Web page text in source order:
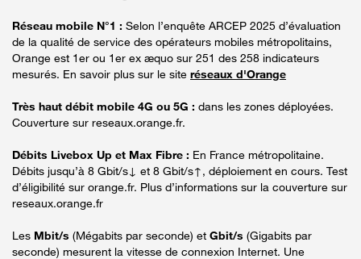
Réseau mobile N°1 : Selon l’enquête ARCEP 2025 d’évaluation
de la qualité de service des opérateurs mobiles métropolitains,
Orange est 1er ou 1er ex æquo sur 251 des 258 indicateurs
mesurés. En savoir plus sur le site réseaux d'Orange
Très haut débit mobile 4G ou 5G : dans les zones déployées.
Couverture sur reseaux.orange.fr.
Débits Livebox Up et Max Fibre : En France métropolitaine.
Débits jusqu’à 8 Gbit/s↓ et 8 Gbit/s↑, déploiement en cours. Test
d’éligibilité sur orange.fr. Plus d’informations sur la couverture sur
reseaux.orange.fr
Les Mbit/s (Mégabits par seconde) et Gbit/s (Gigabits par
seconde) mesurent la vitesse de connexion Internet. Une